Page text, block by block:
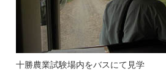
十勝農業試験場内をバスにて見学